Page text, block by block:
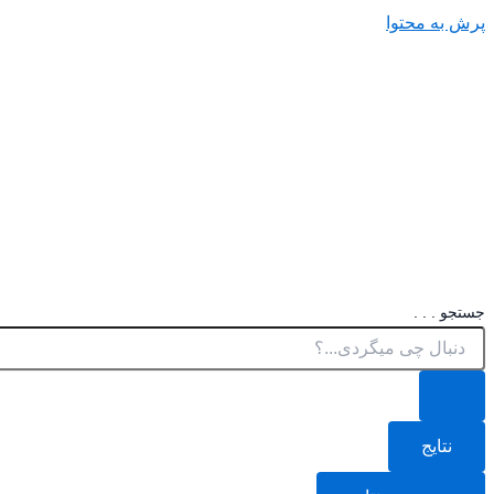
پرش به محتوا
جستجو . . .
نتایج